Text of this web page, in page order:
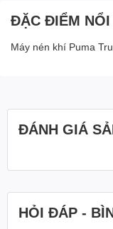
ĐẶC ĐIỂM
Máy nén khí Puma
ĐÁNH GIÁ
HỎI ĐÁP -